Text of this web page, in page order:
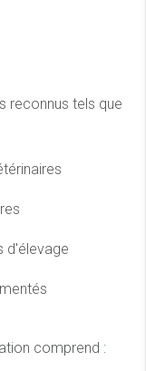
reconnus tels que
d'élevage
comprend :